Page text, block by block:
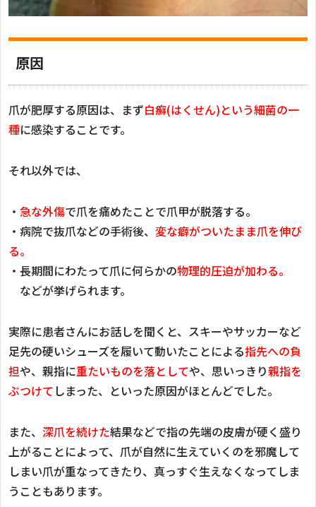
原因
爪が肥厚する原因は、まず白癬(はくせん)という細菌の一
種に感染することです。
それ以外では、
・ 急な外傷で爪を痛めたことで爪甲が脱落する。
・病院で抜爪などの手術後、 変な癖がついたまま爪を伸び
る。
・長期間にわたって爪に何らかの物理的圧迫が加わる。
などが挙げられます。
実際に患者さんにお話しを聞くと、スキーやサッカーなど
足先の硬いシューズを履いて動いたことによる指先への負
担や、親指に重たいものを落としてや、思いっきり親指を
ぶつけて しまった、といった原因がほとんどでした。
また、 深爪を続けた結果などで指の先端の皮膚が硬く盛り
上がることによって、爪が自然に生えていくのを邪魔して
しまい爪が重なってきたり、真っすぐ生えなくなってしま
うこともあります。